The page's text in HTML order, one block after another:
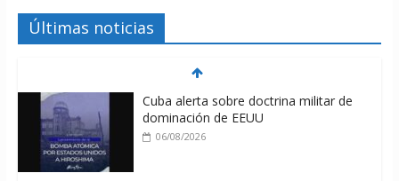
Últimas noticias
Cuba alerta sobre doctrina militar de
dominación de EEUU
06/08/2026